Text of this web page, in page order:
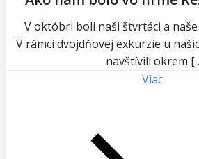
V októbri boli naši štvrtáci a
V rámci dvojdňovej exkurzie u
navštívili okrem
Viac